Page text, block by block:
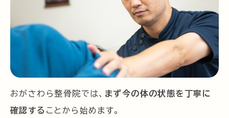
おがさわら整骨院では、 まず今の体の状態を丁寧に
確認する ことから始めます。